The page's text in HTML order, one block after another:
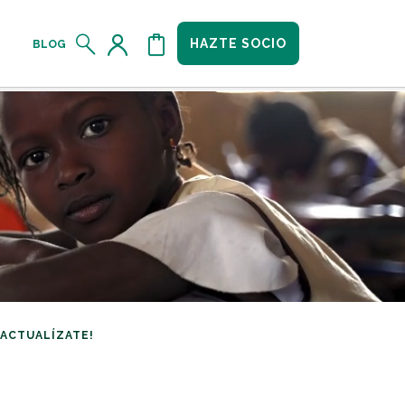
BLOG HAZTE SOCIO